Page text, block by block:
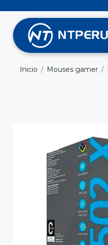
Inicio Mouses gamer